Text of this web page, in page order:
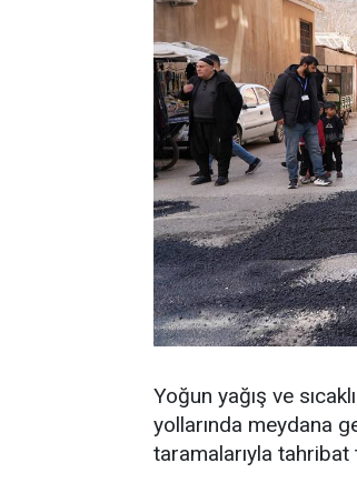
Yoğun yağış ve
yollarında meydana
taramalarıyla tahribat